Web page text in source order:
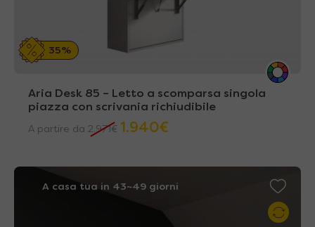
35%
Aria Desk 85 – Letto a scomparsa singola
piazza con scrivania richiudibile
A partire da 2.971 € 1.940€
A casa tua in 43~49 giorni